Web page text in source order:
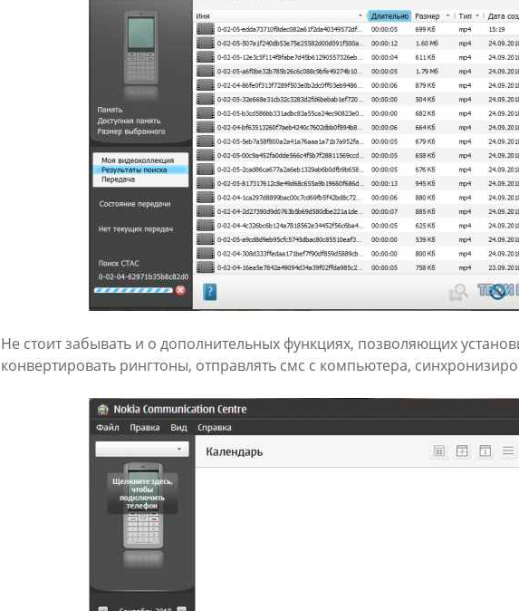
Не стоит забывать и о дополнительных функциях, позволяющих
конвертировать рингтоны, отправлять смс с компьютера,